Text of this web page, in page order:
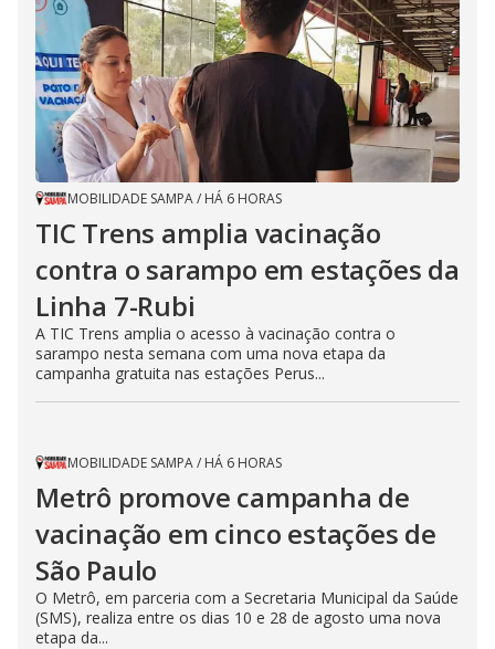
MOBILIDADE SAMPA/ HÁ 6 HORAS
TIC Trens amplia vacinação
contra o sarampo em estações da
Linha 7-Rubi
A TIC Trens amplia o acesso à vacinação contra o
sarampo nesta semana com uma nova etapa da
campanha gratuita nas estações Perus...
MOBILIDADE SAMPA/ HÁ 6 HORAS
Metrô promove campanha de
vacinação em cinco estações de
São Paulo
O Metrô, em parceria com a Secretaria Municipal da Saúde
(SMS), realiza entre os dias 10 e 28 de agosto uma nova
etapa da...